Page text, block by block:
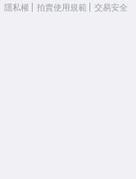
隱私權 拍賣使用規範 交易安全